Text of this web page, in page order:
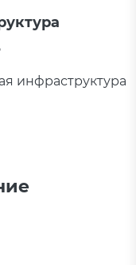
инфраструктура